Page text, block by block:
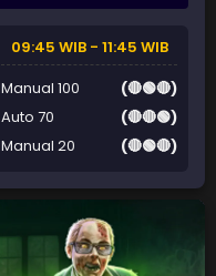
09:45 WIB - 11:45 WIB
Manual 100
(🔴🟢🔴)
Auto 70
(🔴🔴🟢)
Manual 20
(🔴🟢🔴)